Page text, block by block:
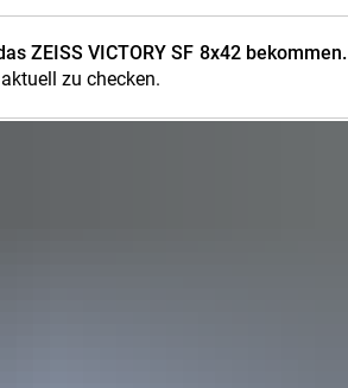
ZEISS VICTORY SF 8x42 bekommen.
zu checken.